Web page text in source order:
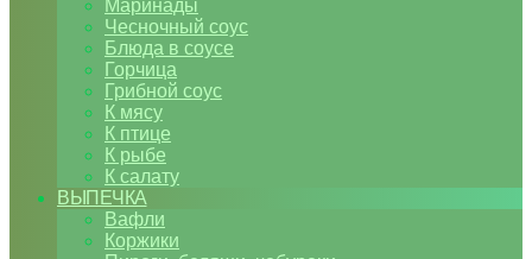
Маринады
Чесночный соус
Блюда в соусе
Горчица
Грибной соус
К мясу
К птице
К рыбе
К салату
ВЫПЕЧКА
Вафли
Коржики